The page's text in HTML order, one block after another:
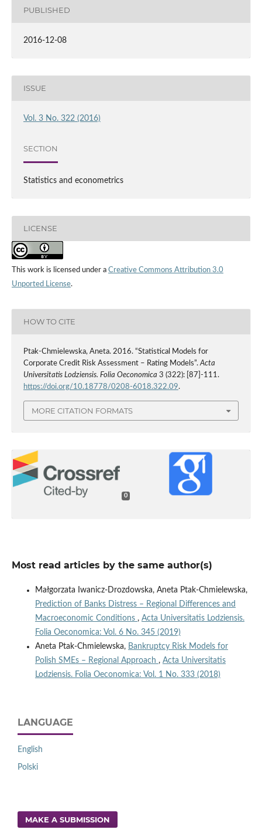
PUBLISHED
2016-12-08
ISSUE
Vol. 3 No. 322 (2016)
SECTION
Statistics and econometrics
LICENSE
This work is licensed under a Creative Commons Attribution 3.0
Unported License.
HOW TO CITE
Ptak-Chmielewska, Aneta. 2016. “Statistical Models for
Corporate Credit Risk Assessment – Rating Models”.Acta
Universitatis Lodziensis. Folia Oeconomica 3 (322): [87]-111.
https://doi.org/10.18778/0208-6018.322.09.
MORE CITATION FORMATS
0
Most read articles by the same author(s)
Małgorzata Iwanicz-Drozdowska, Aneta Ptak-Chmielewska,
Prediction of Banks Distress – Regional Differences and
Macroeconomic Conditions , Acta Universitatis Lodziensis.
Folia Oeconomica: Vol. 6 No. 345 (2019)
Aneta Ptak-Chmielewska, Bankruptcy Risk Models for
Polish SMEs – Regional Approach , Acta Universitatis
Lodziensis. Folia Oeconomica: Vol. 1 No. 333 (2018)
LANGUAGE
English
Polski
MAKE A SUBMISSION